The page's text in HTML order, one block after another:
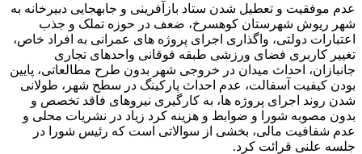
عدم موفقیت و تعطیل شدن ستاد بازآفرینی و جابه‎جایی دبیرخانه به
شهر ریوش شهرستان کوهسرخ، ضعف در حوزه تملک و جذب
اعتبارات دولتی، واگذاری اجرای پروژه های عمرانی به افراد خاص،
تغییر کاربری فضای ورزشی طبقه فوقانی واحدهای تجاری
جانبازان، احداث میدان در خروجی شهر بدون طرح مطالعاتی، پایین
بودن کیفیت آسفالت، عدم احداث پارکینگ در سطح شهر، طولانی
شدن روند اجرای پروژه ها، به کارگیری نیروهای فاقد تخصص و
بدون مصوبه شورا و ضوابط و هزینه کرد زیاد در نشریات محلی و
عدم شفافیت مالی، بخشی از سوالاتی است که رئیس شورا در
جلسه علنی قرائت کرد.